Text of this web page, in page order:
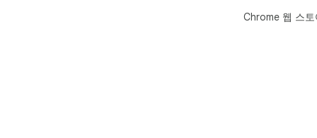
Chrome 웹 스